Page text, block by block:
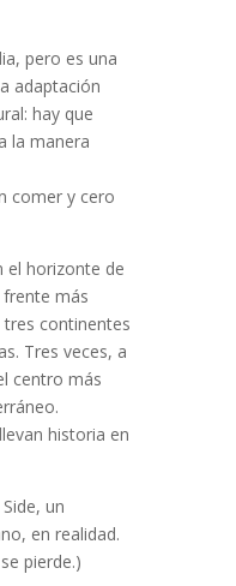
pero es una
adaptación
hay que
la manera
comer y cero
el horizonte de
más
tres continentes
Tres veces, a
centro más
historia en
un
en realidad.
pierde.)